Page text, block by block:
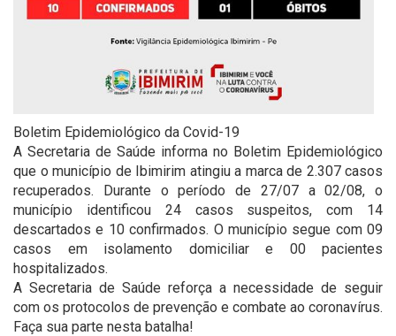
Boletim Epidemiológico da Covid-19
A Secretaria de Saúde informa no Boletim Epidemiológico
que o município de Ibimirim atingiu a marca de 2.307 casos
recuperados. Durante o período de 27/07 a 02/08, o
município identificou 24 casos suspeitos, com 14
descartados e 10 confirmados. O município segue com 09
casos em isolamento domiciliar e 00 pacientes
hospitalizados.
A Secretaria de Saúde reforça a necessidade de seguir
com os protocolos de prevenção e combate ao coronavírus.
Faça sua parte nesta batalha!